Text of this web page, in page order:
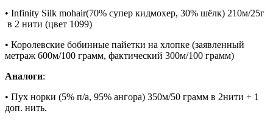
• Infinity Silk mohair(70% супер кидмохер, 30% шёлк) 210м/25г
в 2 нити (цвет 1099)
• Королевские бобинные пайетки на хлопке (заявленный
метраж 600м/100 грамм, фактический 300м/100 грамм)
Аналоги:
• Пух норки (5% п/а, 95% ангора) 350м/50 грамм в 2нити + 1
доп. нить.